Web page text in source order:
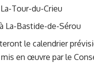
Tour-du-Crieu
La-Bastide-de-Sérou
le calendrier
en œuvre par le